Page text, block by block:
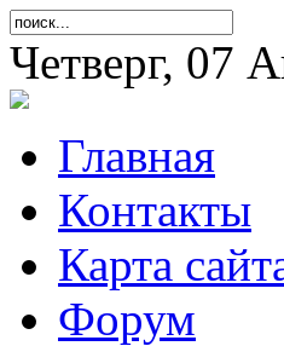
Четверг, 07
Главная
Контакты
Карта
Форум